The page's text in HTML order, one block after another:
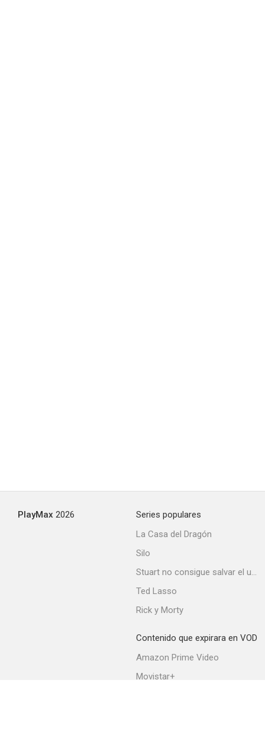
PlayMax 2026
Series populares
La Casa del Dragón
Silo
Stuart no consigue salvar el universo
Ted Lasso
Rick y Morty
Contenido que expirara en VOD
Amazon Prime Video
Movistar+